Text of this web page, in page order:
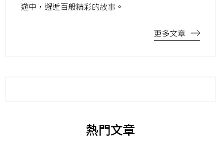
遊中，邂逅百般精彩的故事。
更多文章
熱門文章